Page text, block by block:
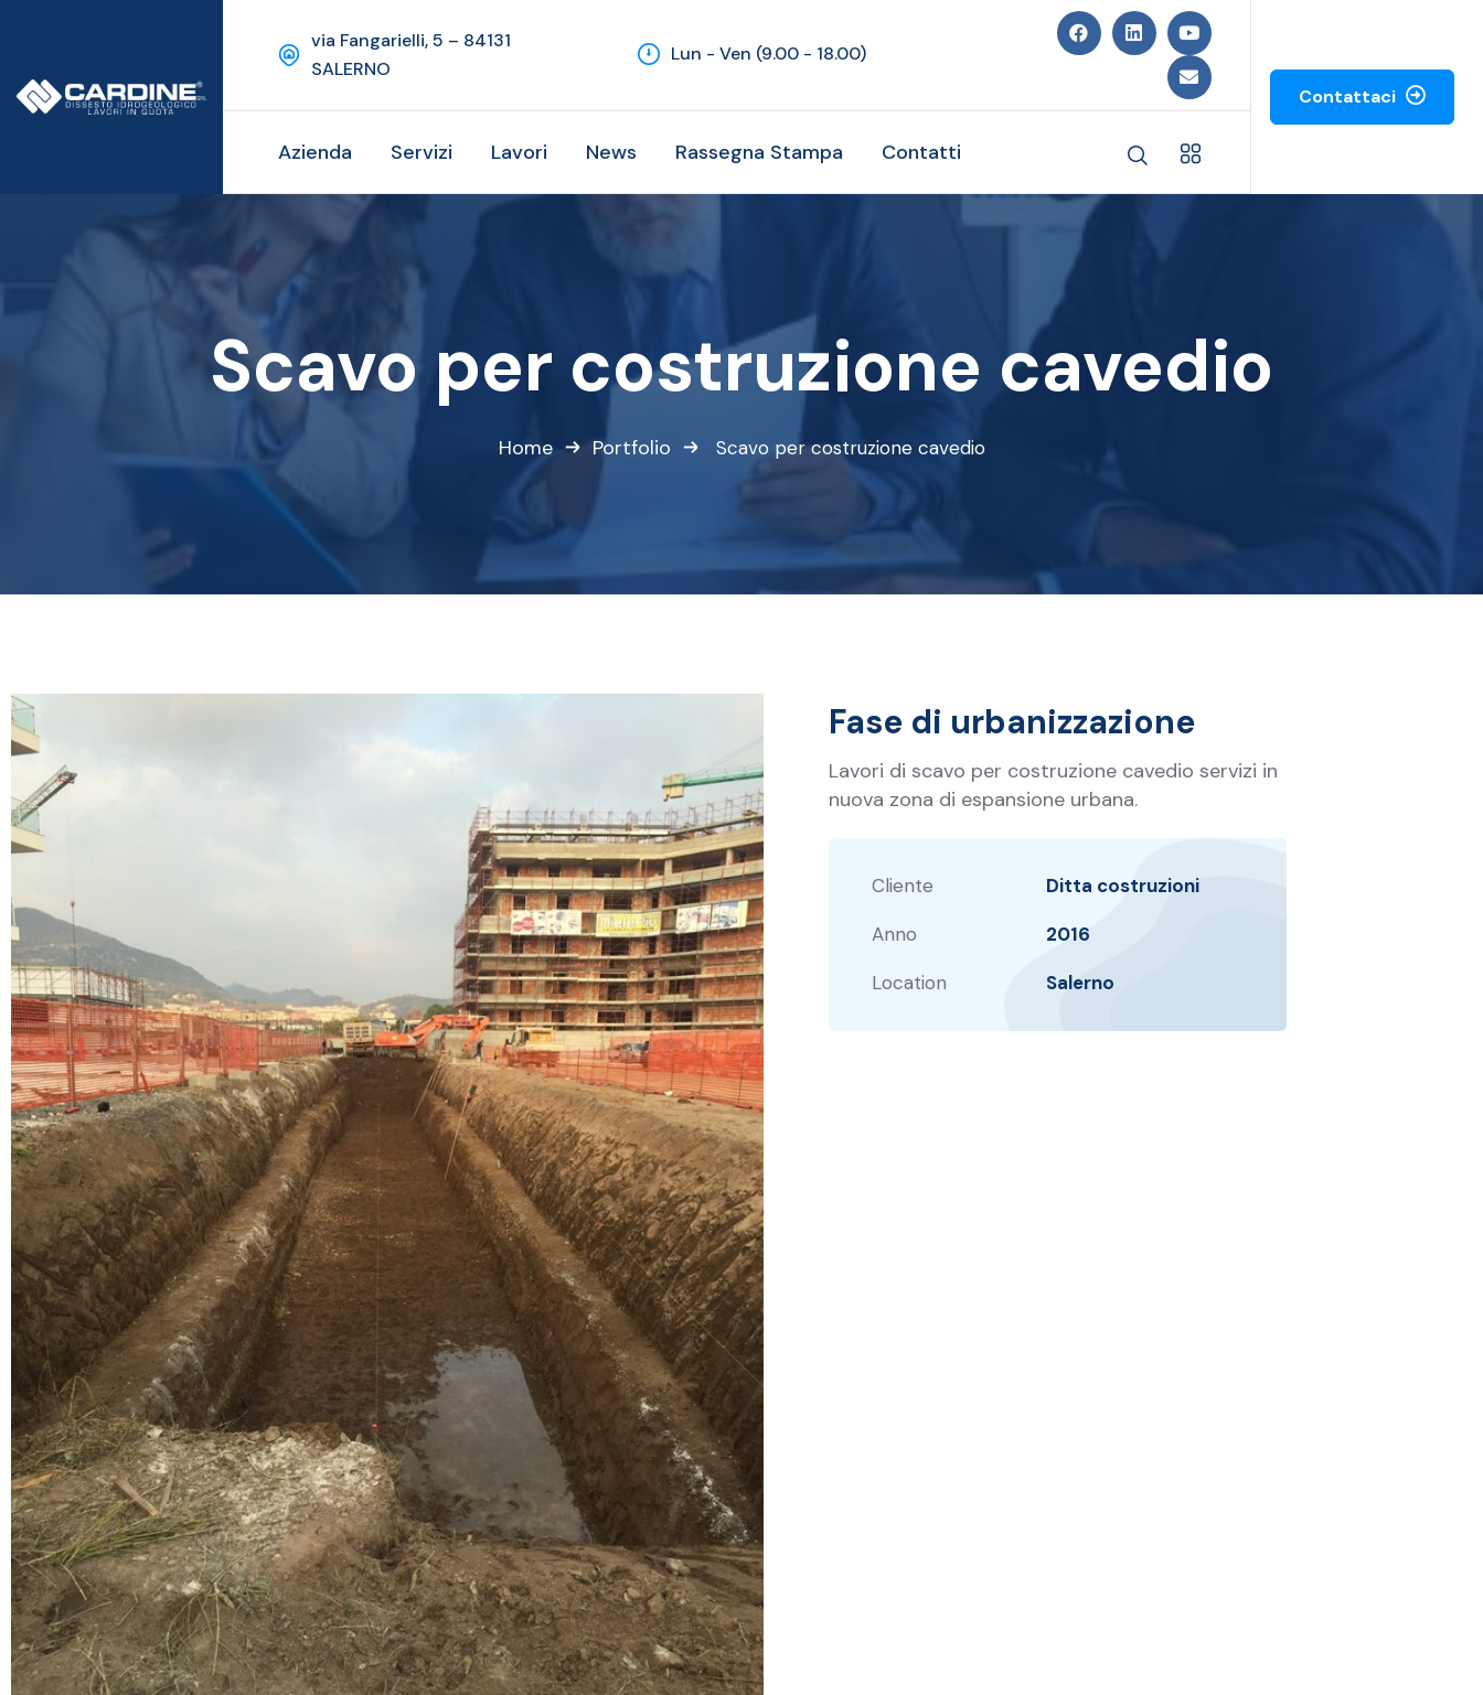
via Fangarielli, 5 – 84131
SALERNO
Lun - Ven (9.00 - 18.00)
Azienda Servizi Lavori News Rassegna Stampa Contatti
Contattaci
Scavo per costruzione cavedio
Home Portfolio Scavo per costruzione cavedio
Fase di urbanizzazione
Lavori di scavo per costruzione cavedio servizi in
nuova zona di espansione urbana.
Cliente
Anno
Location
Ditta costruzioni
2016
Salerno